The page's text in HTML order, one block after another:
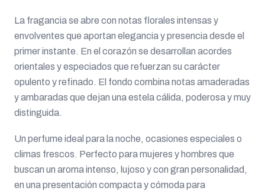
La fragancia se abre con notas florales intensas y
envolventes que aportan elegancia y presencia desde el
primer instante. En el corazón se desarrollan acordes
orientales y especiados que refuerzan su carácter
opulento y refinado. El fondo combina notas amaderadas
y ambaradas que dejan una estela cálida, poderosa y muy
distinguida.
Un perfume ideal para la noche, ocasiones especiales o
climas frescos. Perfecto para mujeres y hombres que
buscan un aroma intenso, lujoso y con gran personalidad,
en una presentación compacta y cómoda para